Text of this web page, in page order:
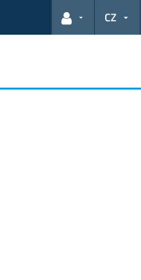
Odkazy pro uživatele
CZ